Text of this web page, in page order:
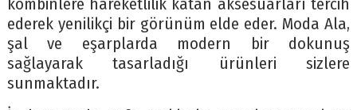
kombinlere hareketlilik katan aksesuarları tercih
ederek yenilikçi bir görünüm elde eder. Moda Ala,
şal ve eşarplarda modern bir dokunuş
sağlayarak tasarladığı ürünleri sizlere
sunmaktadır.